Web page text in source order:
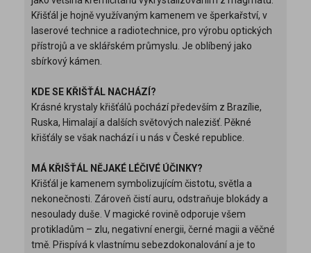
Křišťál je hojně využívaným kamenem ve šperkařství, v
laserové technice a radiotechnice, pro výrobu optických
přístrojů a ve sklářském průmyslu. Je oblíbený jako
sbírkový kámen.
KDE SE KŘIŠŤÁL NACHÁZÍ?
Krásné krystaly křišťálů pochází především z Brazílie,
Ruska, Himalají a dalších světových nalezišť. Pěkné
křišťály se však nachází i u nás v České republice.
MÁ KŘIŠŤÁL NĚJAKÉ LÉČIVÉ ÚČINKY?
Křišťál je kamenem symbolizujícím čistotu, světla a
nekonečnosti. Zároveň čistí auru, odstraňuje blokády a
nesoulady duše. V magické rovině odporuje všem
protikladům – zlu, negativní energii, černé magii a věčné
tmě. Přispívá k vlastnímu sebezdokonalování a je to